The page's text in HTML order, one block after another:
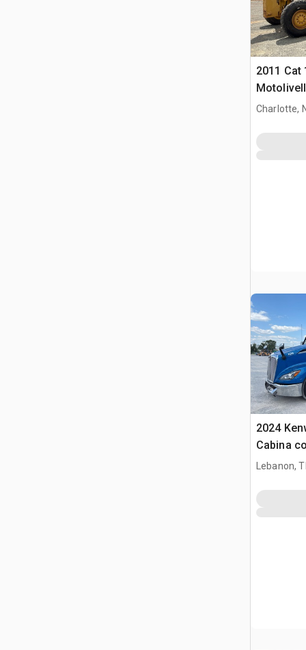
2011 Cat
Charlotte,
2024
Cabina
trattore
Lebanon,